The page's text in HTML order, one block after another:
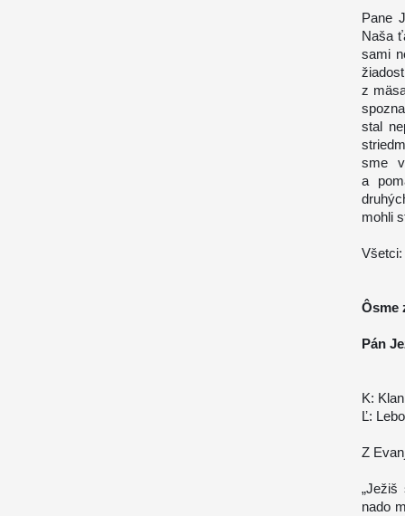
Pane
Naša
sami
z
stal
sme
a
mohli
Ôsme
Pán
K:
Ľ:
Z
„Ježiš
nado